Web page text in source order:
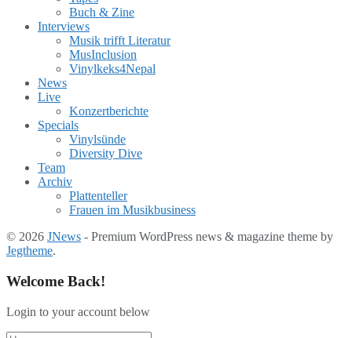
Buch & Zine
Interviews
Musik trifft Literatur
MusInclusion
Vinylkeks4Nepal
News
Live
Konzertberichte
Specials
Vinylsünde
Diversity Dive
Team
Archiv
Plattenteller
Frauen im Musikbusiness
© 2026 JNews - Premium WordPress news & magazine theme by
Jegtheme.
Welcome Back!
Login to your account below